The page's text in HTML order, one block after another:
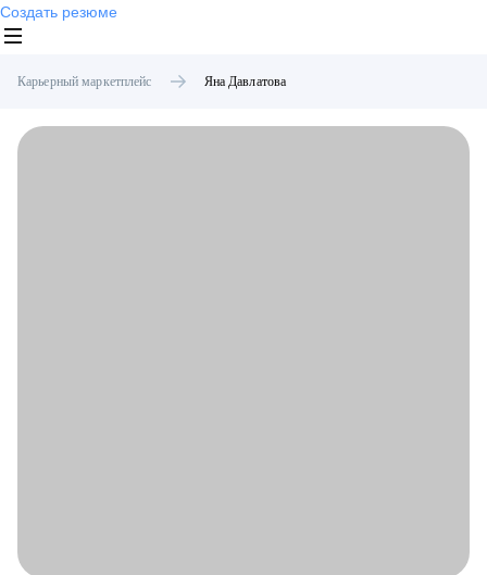
Создать резюме
Карьерный маркетплейс Яна Давлатова